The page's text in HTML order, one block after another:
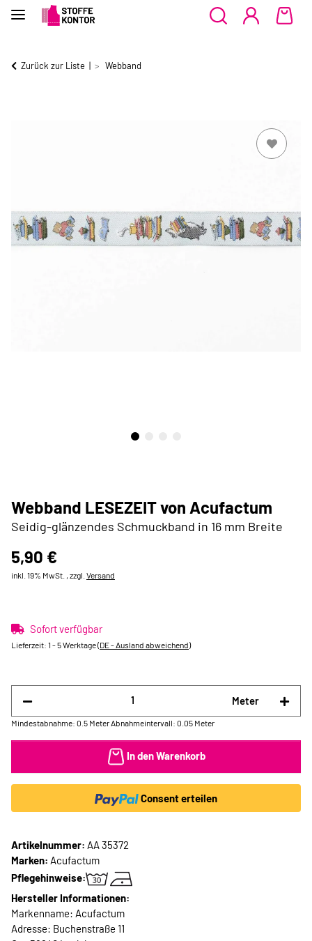
Zurück zur Liste Webband
Webband LESEZEIT von Acufactum
Seidig-glänzendes Schmuckband in 16 mm Breite
5,90 €
inkl. 19% MwSt. , zzgl. Versand
Sofort verfügbar
Lieferzeit: 1 - 5 Werktage(DE - Ausland abweichend)
Meter
Mindestabnahme: 0.5 Meter Abnahmeintervall: 0.05 Meter
In den Warenkorb
Consent erteilen
Artikelnummer: AA 35372
Marken: Acufactum
Pflegehinweise:
Hersteller Informationen:
Markenname: Acufactum
Adresse: Buchenstraße 11